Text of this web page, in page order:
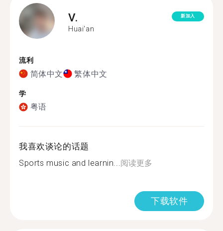
V.
Huai'an
新加入
流利
简体中文 繁体中文
学
粤语
我喜欢谈论的话题
Sports music and learnin...阅读更多
下载软件